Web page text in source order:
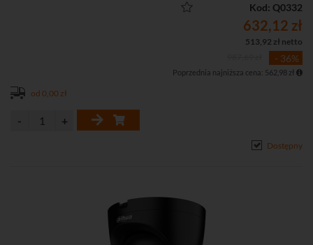
• Funkcje obrazu: D-WDR, 3D-DNR, BLC, HLC, tryb korytarzowy
Kod: Q0332
632,12 zł
513,92 zł netto
- 36%
Poprzednia najniższa cena: 562,98 zł
od 0,00 zł
Dostępny